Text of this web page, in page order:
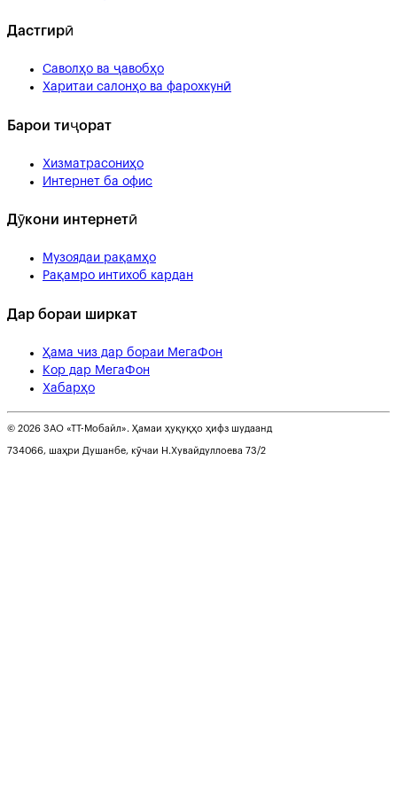
Дастгирӣ
Саволҳо ва ҷавобҳо
Харитаи салонҳо ва фарохкунӣ
Барои тиҷорат
Хизматрасониҳо
Интернет ба офис
Дӯкони интернетӣ
Музоядаи рақамҳо
Рақамро интихоб кардан
Дар бораи ширкат
Ҳама чиз дар бораи МегаФон
Кор дар МегаФон
Хабарҳо
© 2026 ЗАО «ТТ-Мобайл». Ҳамаи ҳуқуқҳо ҳифз шудаанд
734066, шаҳри Душанбе, кӯчаи Н.Хувайдуллоева 73/2